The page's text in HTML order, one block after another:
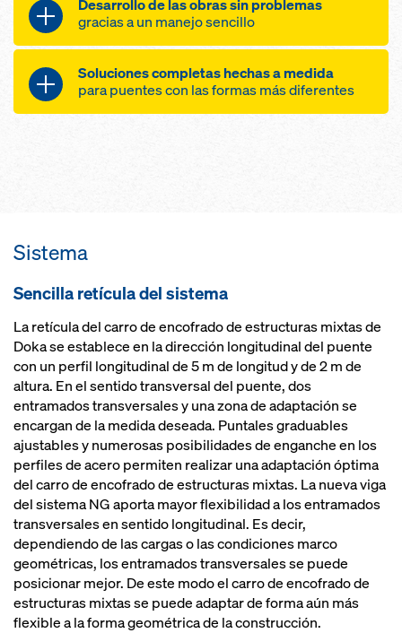
combinar de múltiples formas
elevado nivel de seguridad para un
trabajo rápido
Desarrollo de las obras sin problemas
gracias a un manejo sencillo
reducido peso propio y elevada
capacidad de carga
Soluciones completas hechas a medida
para puentes con las formas más diferentes
unidad adaptada
Sistema
Sencilla retícula del sistema
La retícula del carro de encofrado de estructuras mixtas de
Doka se establece en la dirección longitudinal del puente
con un perfil longitudinal de 5 m de longitud y de 2 m de
altura. En el sentido transversal del puente, dos
entramados transversales y una zona de adaptación se
encargan de la medida deseada. Puntales graduables
ajustables y numerosas posibilidades de enganche en los
perfiles de acero permiten realizar una adaptación óptima
del carro de encofrado de estructuras mixtas. La nueva viga
del sistema NG aporta mayor flexibilidad a los entramados
transversales en sentido longitudinal. Es decir,
dependiendo de las cargas o las condiciones marco
geométricas, los entramados transversales se puede
posicionar mejor. De este modo el carro de encofrado de
estructuras mixtas se puede adaptar de forma aún más
flexible a la forma geométrica de la construcción.